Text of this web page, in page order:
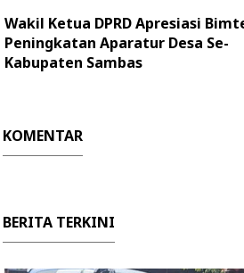
Wakil Ketua DPRD Apresiasi
Peningkatan Aparatur Desa Se-
Kabupaten Sambas
KOMENTAR
BERITA TERKINI